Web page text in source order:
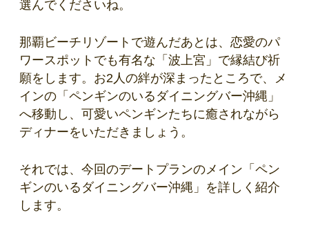
選んでくださいね。
那覇ビーチリゾートで遊んだあとは、恋愛のパ
ワースポットでも有名な「波上宮」で縁結び祈
願をします。お2人の絆が深まったところで、メ
インの「ペンギンのいるダイニングバー沖縄」
へ移動し、可愛いペンギンたちに癒されながら
ディナーをいただきましょう。
それでは、今回のデートプランのメイン「ペン
ギンのいるダイニングバー沖縄」を詳しく紹介
します。